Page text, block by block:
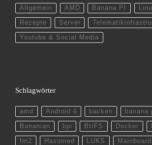
Allgemein AMD Banana PI
Rezepte Server
Youtube & Social Media
Schlagwörter
amd Android 6 backen banana
Bananian bpi BtrFS Docker
fm2 Hasomed LUKS Mainboard